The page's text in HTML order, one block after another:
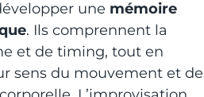
une mémoire
. Ils comprennent la
et de timing, tout en
sens du mouvement et de